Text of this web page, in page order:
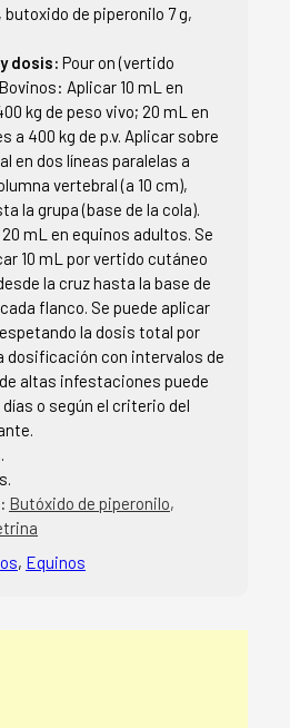
de piperonilo 7 g,
dosis: Pour on (vertido
Aplicar 10 mL en
kg de peso vivo; 20 mL en
a 400 kg de p.v. Aplicar sobre
en dos líneas paralelas a
vertebral (a 10 cm),
la grupa (base de la cola).
mL en equinos adultos. Se
10 mL por vertido cutáneo
la cruz hasta la base de
flanco. Se puede aplicar
la dosis total por
dosificación con intervalos de
altas infestaciones puede
o según el criterio del
Butóxido de piperonilo,
, Equinos